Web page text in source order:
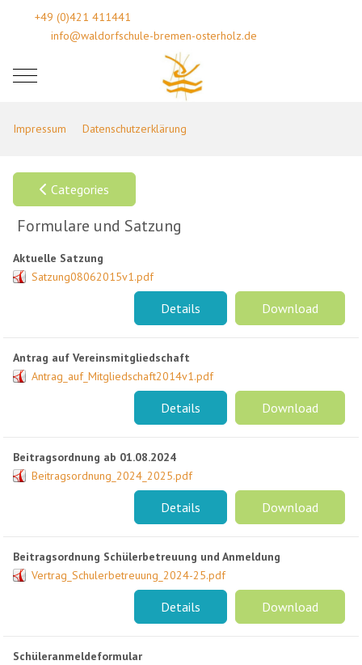
+49 (0)421 411441
info@waldorfschule-bremen-osterholz.de
Mobile Menu Toggle
Impressum Datenschutzerklärung
Categories
Formulare und Satzung
Aktuelle Satzung
Satzung08062015v1.pdf
Download
Details
Antrag auf Vereinsmitgliedschaft
Antrag_auf_Mitgliedschaft2014v1.pdf
Download
Details
Beitragsordnung ab 01.08.2024
Beitragsordnung_2024_2025.pdf
Download
Details
Beitragsordnung Schülerbetreuung und Anmeldung
Vertrag_Schulerbetreuung_2024-25.pdf
Download
Details
Schüleranmeldeformular